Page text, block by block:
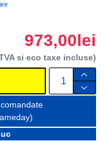
973,00lei
si eco taxe incluse)